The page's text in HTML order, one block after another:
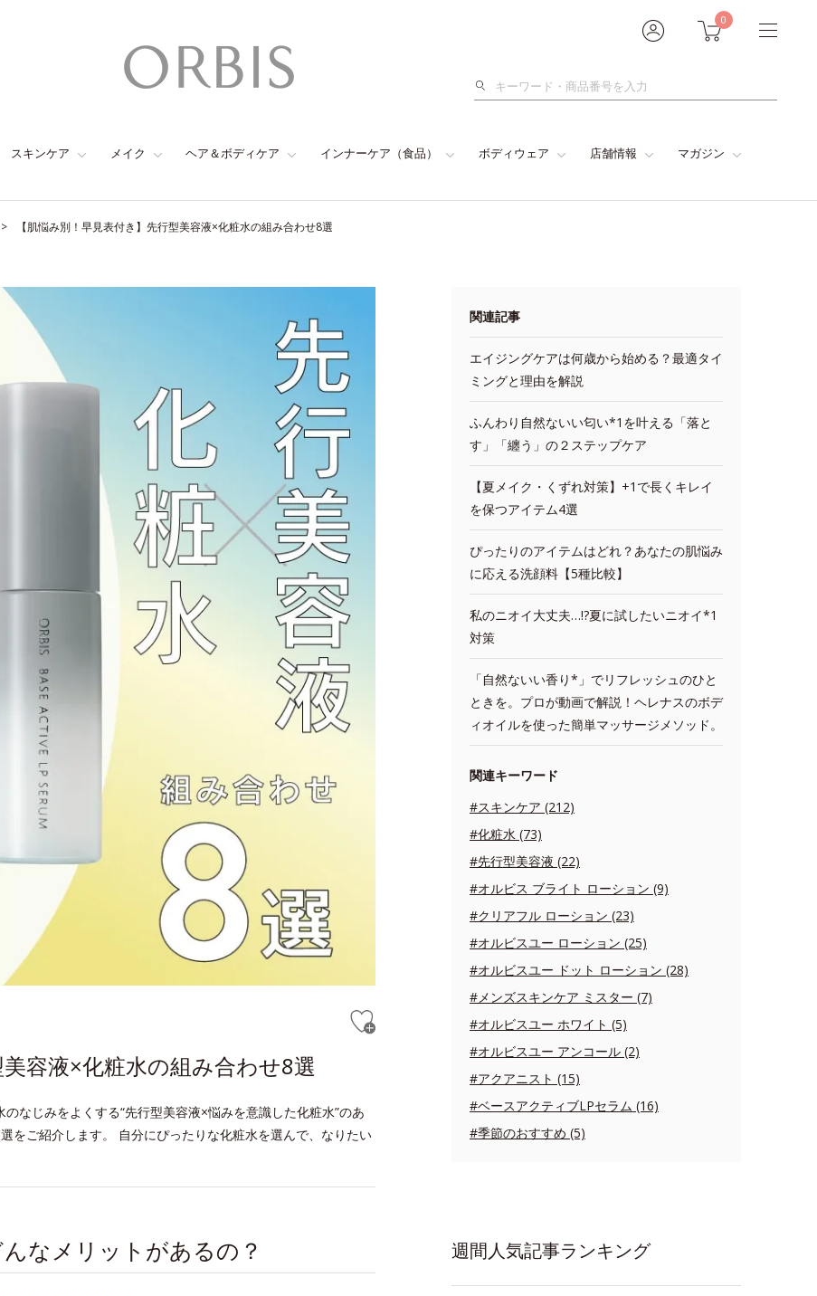
0
検
スキンケア メイク ヘア＆ボディケア インナーケア（食品） ボディウェア 店舗情報 マガジン
【肌悩み別！早見表付き】先行型美容液×化粧水の組み合わせ8選
容液×化粧水の組み合わせ8選
なじみをよくする“先行型美容液×悩みを意識した化粧水”のあ
をご紹介します。 自分にぴったりな化粧水を選んで、なりたい
なメリットがあるの？
関連記事
エイジングケアは何歳から始める？最適タイ
ミングと理由を解説
ふんわり自然ないい匂い*1を叶える「落と
す」「纏う」の２ステップケア
【夏メイク・くずれ対策】+1で長くキレイ
を保つアイテム4選
ぴったりのアイテムはどれ？あなたの肌悩み
に応える洗顔料【5種比較】
私のニオイ大丈夫…!?夏に試したいニオイ*1
対策
「自然ないい香り*」でリフレッシュのひと
ときを。プロが動画で解説！ヘレナスのボデ
ィオイルを使った簡単マッサージメソッド。
関連キーワード
#スキンケア (212)
#化粧水 (73)
#先行型美容液 (22)
#オルビス ブライト ローション (9)
#クリアフル ローション (23)
#オルビスユー ローション (25)
#オルビスユー ドット ローション (28)
#メンズスキンケア ミスター (7)
#オルビスユー ホワイト (5)
#オルビスユー アンコール (2)
#アクアニスト (15)
#ベースアクティブLPセラム (16)
#季節のおすすめ (5)
週間人気記事ランキング